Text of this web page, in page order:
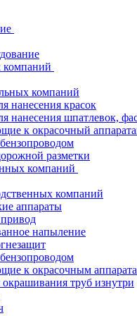
компаний
компаний
нанесения красок
нанесения шпатлевок,
к окрасочный
разметки
компаний
компаний
аппараты
напыление
к окрасочным
труб изнутри